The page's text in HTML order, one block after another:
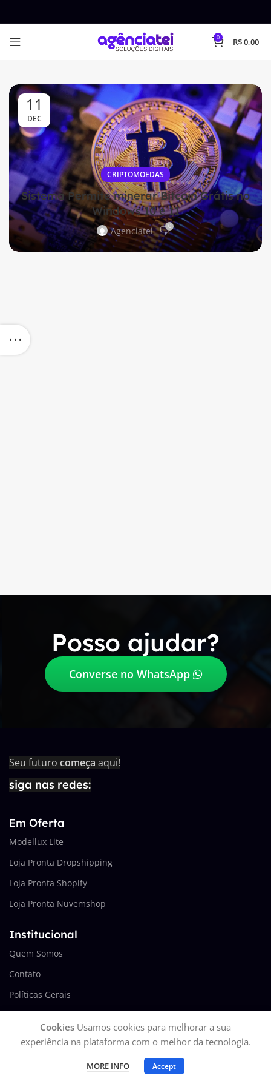
0 R$0,00
11
DEC
CRIPTOMOEDAS
Sistema Permite minerar Bitcoin Grátis no
Windows 10 e 11
Agenciatei 0
Posso ajudar?
Converse no WhatsApp
Seu futuro começa aqui!
siga nas redes:
Em Oferta
Modellux Lite
Loja Pronta Dropshipping
Loja Pronta Shopify
Loja Pronta Nuvemshop
Institucional
Quem Somos
Contato
Políticas Gerais
Conecte-se
Cookies Usamos cookies para melhorar a sua
experiência na plataforma com o melhor da tecnologia.
MORE INFO Accept